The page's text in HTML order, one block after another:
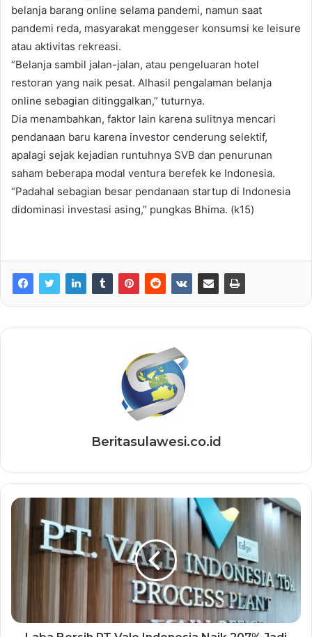
belanja barang online selama pandemi, namun saat
pandemi reda, masyarakat menggeser konsumsi ke leisure
atau aktivitas rekreasi.
“Belanja sambil jalan-jalan, atau pengeluaran hotel
restoran yang naik pesat. Alhasil pengalaman belanja
online sebagian ditinggalkan,” tuturnya.
Dia menambahkan, faktor lain karena sulitnya mencari
pendanaan baru karena investor cenderung selektif,
apalagi sejak kejadian runtuhnya SVB dan penurunan
saham beberapa modal ventura berefek ke Indonesia.
“Padahal sebagian besar pendanaan startup di Indonesia
didominasi investasi asing,” pungkas Bhima. (k15)
Beritasulawesi.co.id